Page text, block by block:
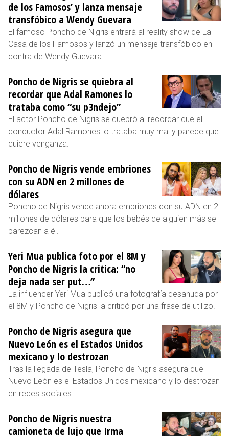
de los Famosos’ y lanza mensaje
transfóbico a Wendy Guevara
El famoso Poncho de Nigris entrará al reality show de La
Casa de los Famosos y lanzó un mensaje transfóbico en
contra de Wendy Guevara.
Poncho de Nigris se quiebra al
recordar que Adal Ramones lo
trataba como “su p3ndejo”
El actor Poncho de Nigris se quebró al recordar que el
conductor Adal Ramones lo trataba muy mal y parece que
quiere venganza.
Poncho de Nigris vende embriones
con su ADN en 2 millones de
dólares
Poncho de Nigris vende ahora embriones con su ADN en 2
millones de dólares para que los bebés de alguien más se
parezcan a él.
Yeri Mua publica foto por el 8M y
Poncho de Nigris la critica: “no
deja nada ser put…”
La influencer Yeri Mua publicó una fotografía desanuda por
el 8M y Poncho de Nigris la criticó por una frase de utilizo.
Poncho de Nigris asegura que
Nuevo León es el Estados Unidos
mexicano y lo destrozan
Tras la llegada de Tesla, Poncho de Nigris asegura que
Nuevo León es el Estados Unidos mexicano y lo destrozan
en redes sociales.
Poncho de Nigris nuestra
camioneta de lujo que Irma